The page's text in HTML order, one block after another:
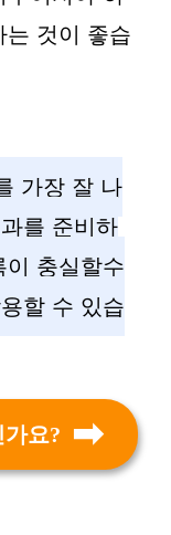
것이 좋습
가장 잘 나
를 준비하
충실할수
할 수 있습
요?